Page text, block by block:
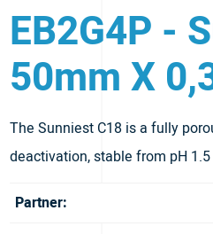
EB2G4P -
50mm X
The Sunniest C18 is a fully
deactivation, stable from pH
Partner: